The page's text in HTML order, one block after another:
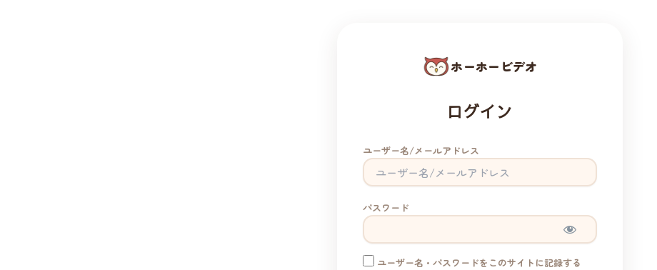
ホーホービデオ
ログイン
ユーザー名/メールアドレス
パスワード
ユーザー名・パスワードをこのサイトに記録する